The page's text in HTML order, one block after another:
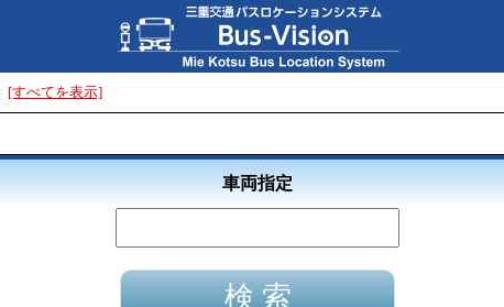
[すべてを表示]
車両指定